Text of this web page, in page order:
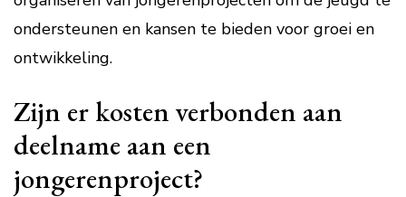
ondersteunen en kansen te bieden voor groei en
ontwikkeling.
Zijn er kosten verbonden aan
deelname aan een
jongerenproject?